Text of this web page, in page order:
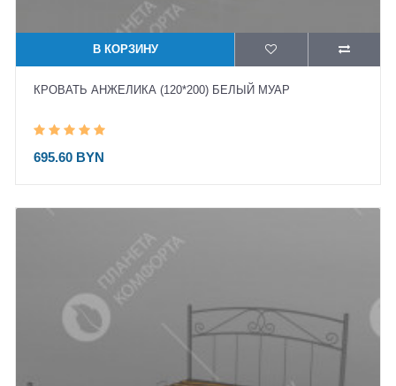
В КОРЗИНУ
КРОВАТЬ АНЖЕЛИКА (120*200) БЕЛЫЙ МУАР
695.60 BYN